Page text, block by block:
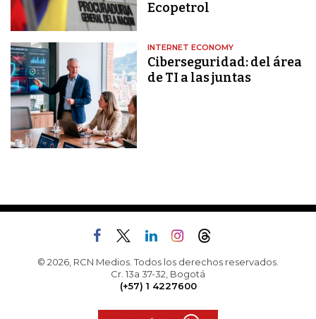
Ecopetrol
INTERNET ECONOMY
Ciberseguridad: del área
de TI a las juntas
© 2026, RCN Medios. Todos los derechos reservados.
Cr. 13a 37-32, Bogotá
(+57) 1 4227600